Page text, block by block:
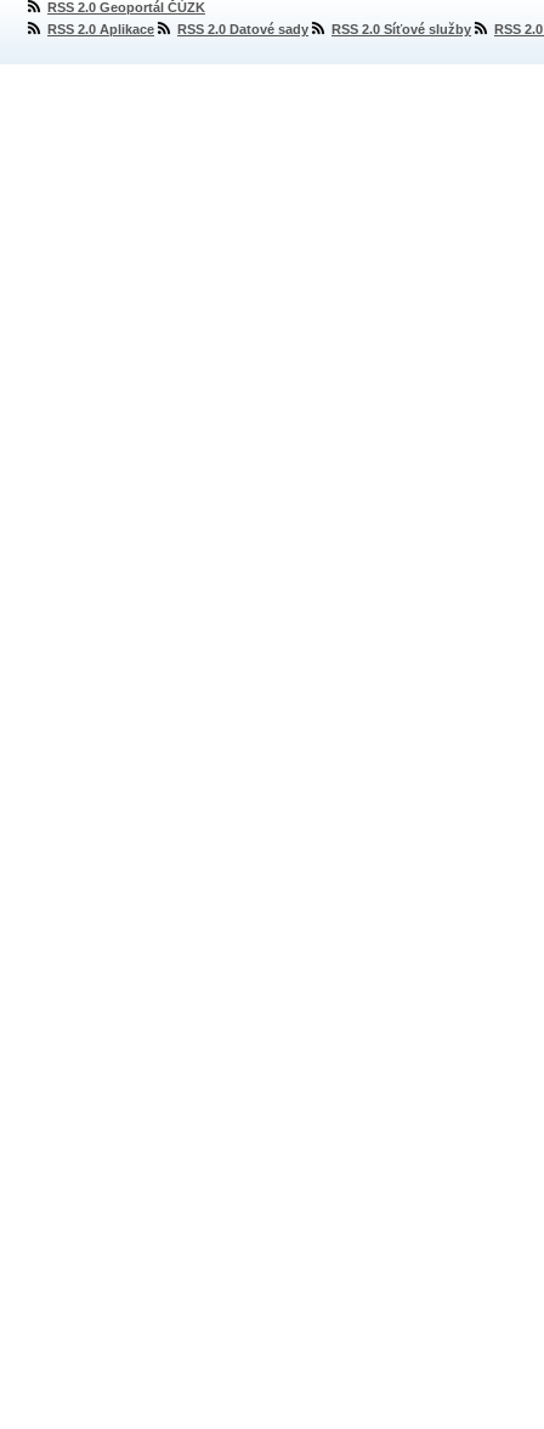
RSS 2.0 Geoportál ČÚZK
RSS 2.0 Aplikace
RSS 2.0 Datové sady RSS 2.0 Síťové služby RSS